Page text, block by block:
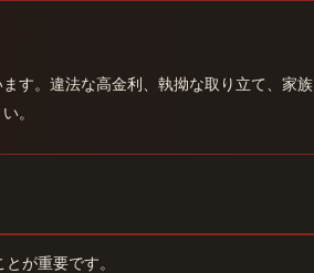
す。違法な高金利、執拗な取り立て、家族
。
が重要です。